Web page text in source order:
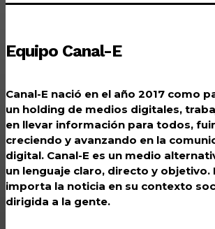
Equipo Canal-E
Canal-E nació en el año 2017 como
un holding de medios digitales,
en llevar información para todos,
creciendo y avanzando en la
digital. Canal-E es un medio
un lenguaje claro, directo y objetivo.
importa la noticia en su contexto
dirigida a la gente.